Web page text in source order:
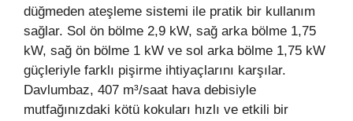
düğmeden ateşleme sistemi ile pratik bir kullanım
sağlar. Sol ön bölme 2,9 kW, sağ arka bölme 1,75
kW, sağ ön bölme 1 kW ve sol arka bölme 1,75 kW
güçleriyle farklı pişirme ihtiyaçlarını karşılar.
Davlumbaz, 407 m³/saat hava debisiyle
mutfağınızdaki kötü kokuları hızlı ve etkili bir